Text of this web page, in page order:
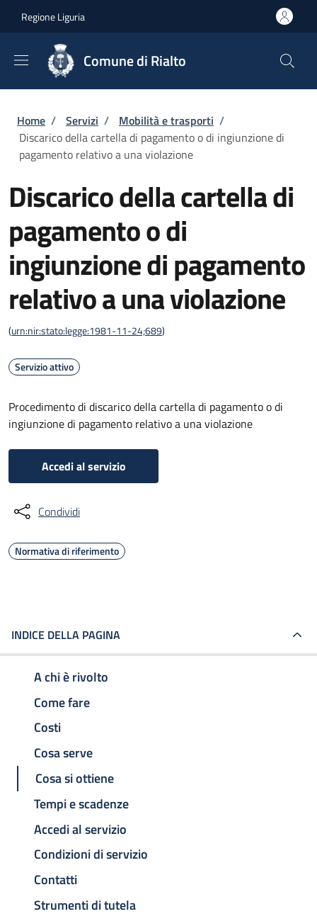
Regione Liguria
Comune di Rialto
Briciole di pane
Home / Servizi / Mobilità e trasporti /
Discarico della cartella di pagamento o di ingiunzione di
pagamento relativo a una violazione
Discarico della cartella di
pagamento o di
ingiunzione di pagamento
relativo a una violazione
(urn:nir:stato:legge:1981-11-24;689)
Servizio attivo
Procedimento di discarico della cartella di pagamento o di
ingiunzione di pagamento relativo a una violazione
Accedi al servizio
Condividi
Normativa di riferimento
INDICE DELLA PAGINA
A chi è rivolto
Come fare
Costi
Cosa serve
Cosa si ottiene
Tempi e scadenze
Accedi al servizio
Condizioni di servizio
Contatti
Strumenti di tutela